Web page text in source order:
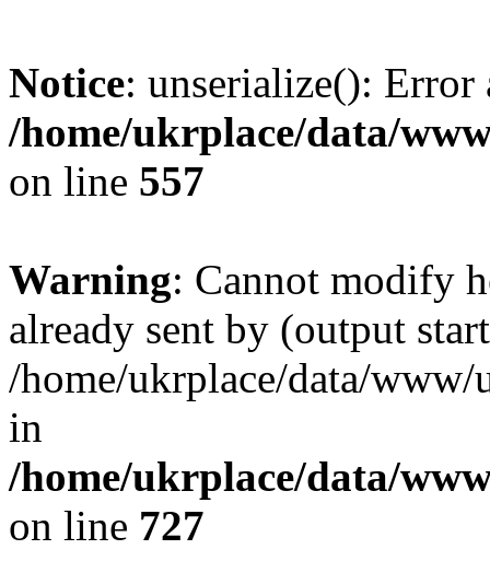
Notice: unserialize():
/home/ukrplace/data/
on line 557
Warning: Cannot modify
already sent by (output
/home/ukrplace/data/
in
/home/ukrplace/data/
on line 727